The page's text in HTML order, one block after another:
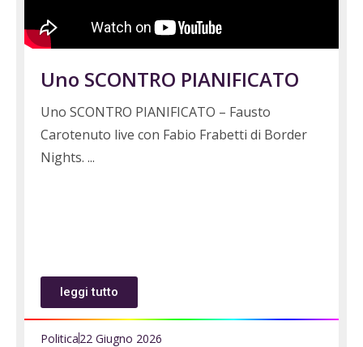
Uno SCONTRO PIANIFICATO
Uno SCONTRO PIANIFICATO – Fausto
Carotenuto live con Fabio Frabetti di Border
Nights.
leggi tutto
Politica22 Giugno 2026